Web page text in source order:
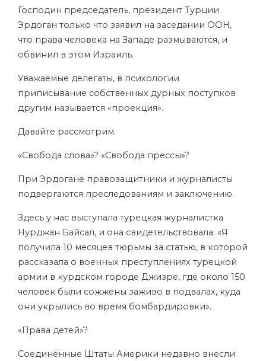
Господин председатель, президент Турции
Эрдоган только что заявил на заседании ООН,
что права человека на Западе размываются, и
обвинил в этом Израиль.
Уважаемые делегаты, в психологии
приписывание собственных дурных поступков
другим называется «проекция».
Давайте рассмотрим.
«Свобода слова»? «Свобода прессы»?
При Эрдогане правозащитники и журналисты
подвергаются преследованиям и заключению.
Здесь у нас выступала турецкая журналистка
Нурджан Байсал, и она свидетельствовала: «Я
получила 10 месяцев тюрьмы за статью, в которой
рассказала о военных преступлениях турецкой
армии в курдском городе Джизре, где около 150
человек были сожжены заживо в подвалах, куда
они укрылись во время бомбардировки».
«Права детей»?
Соединённые Штаты Америки недавно внесли